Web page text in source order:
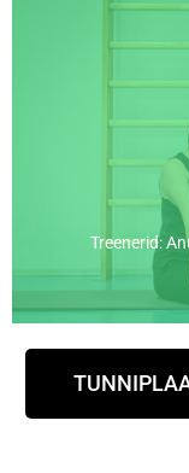
Treenerid:
Joogatund
mis
organismi
liigutakse